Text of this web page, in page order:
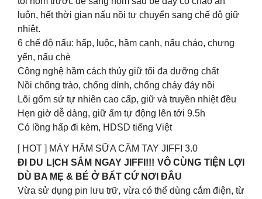
luôn, hết thời gian nấu nồi tự chuyển sang chế độ giữ
nhiệt.
6 chế độ nấu: hấp, luộc, hầm canh, nấu cháo, chưng
yến, nấu chè
Công nghệ hầm cách thủy giữ tối đa dưỡng chất
Nồi chống trào, chống dính, chống cháy đáy nồi
Lõi gốm sứ tự nhiên cao cấp, giữ và truyền nhiệt đều
Hẹn giờ dễ dàng, giữ ấm tự động lên tới 9.5h
Có lồng hấp đi kèm, HDSD tiếng Việt
[ HOT ] MÁY HÂM SỮA CẦM TAY JIFFI 3.0
ĐI DU LỊCH SẮM NGAY JIFFI!!! VÔ CÙNG TIỆN LỢI
DÙ BA MẸ & BÉ Ở BẤT CỨ NƠI ĐÂU
Vừa sử dụng pin lưu trữ, vừa có thể dùng cắm điện, từ